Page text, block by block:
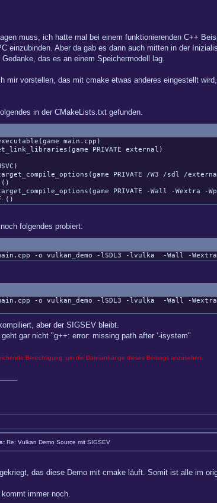
muss, ich hatte mal bei einem funktionierenden C++
einzubinden. Aber da gab es dann auch mitten in der
das es an einem Speichermodell lag.
mir vorstellen, das mit cmake etwas anderes eingestellt
in der CMakeLists.txt gefunden.
main.cpp)
PRIVATE external)
PRIVATE /W3 /sdl /
()
PRIVATE -Wall -Wextra -
()
folgendes probiert:
-o vulkan_demo -lSDL3 -lvulka -Wall -Wextra
-o vulkan_demo -lSDL3 -lvulka -Wall -Wextra
aber der SIGSEV bleibt.
gar nicht "g++: error: missing path after ‘-isystem"
Berechtigung, um die Dateianhänge dieses Beitrags anzusehen.
Re: Vulkan Demo Source mit SIGSEV
das diese Demo mit cmake läuft. Somit ist alle im
immer noch.